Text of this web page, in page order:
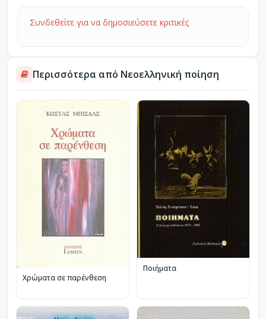
Συνδεθείτε για να δημοσιεύσετε κριτικές
Περισσότερα από Νεοελληνική ποίηση
Χρώματα σε παρένθεση
Ποιήματα